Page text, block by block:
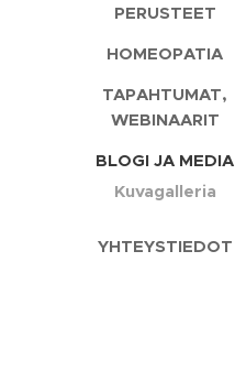
PERUSTEET
HOMEOPATIA
TAPAHTUMAT,
WEBINAARIT
BLOGI JA MEDIA
Kuvagalleria
YHTEYSTIEDOT